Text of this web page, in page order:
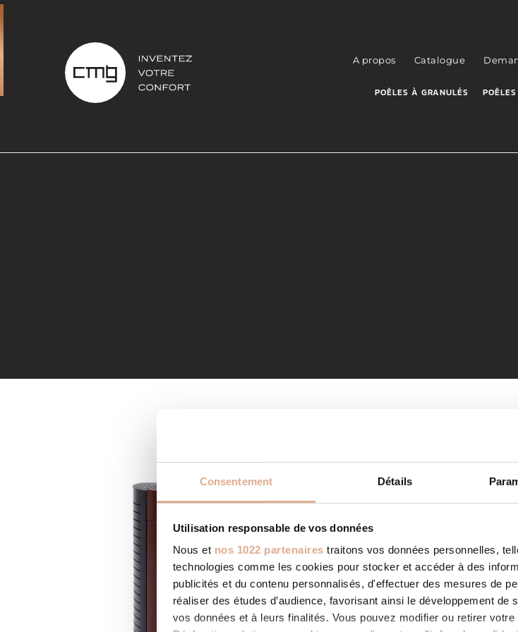
Consentement Détails
Utilisation responsable de vos données
Nous et nos 1022 partenaires traitons vos données personnelles,
technologies comme les cookies pour stocker et accéder à des
publicités et du contenu personnalisés, d'effectuer des mesures de
réaliser des études d’audience, favorisant ainsi le développement
vos données et à leurs finalités. Vous pouvez modifier ou retirer
A propos Catalogue
POÊLES À GRANULÉS